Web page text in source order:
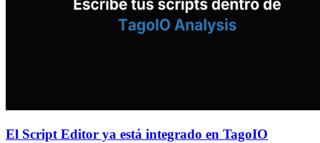
El Script Editor ya está integrado en TagoIO